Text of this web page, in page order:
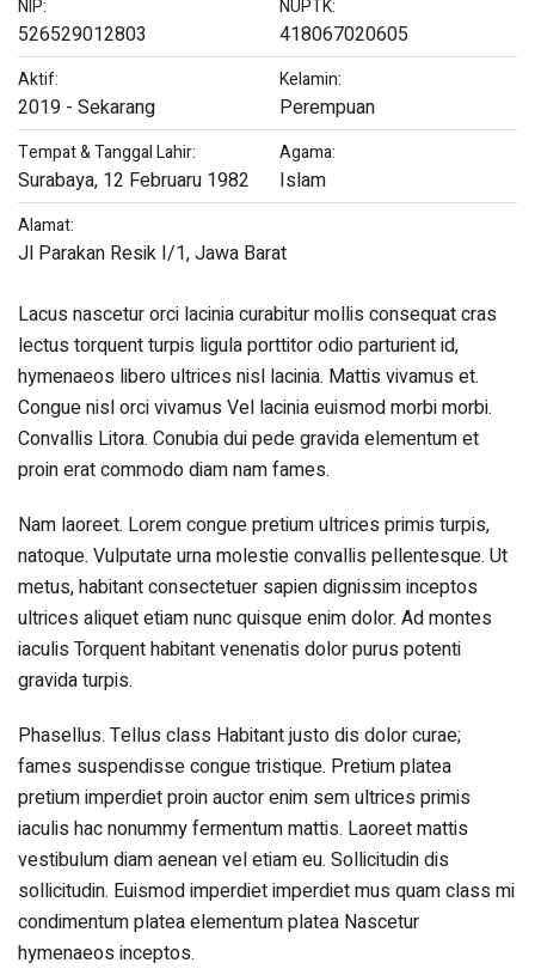
NIP:
526529012803
NUPTK:
418067020605
Aktif:
2019 - Sekarang
Kelamin:
Perempuan
Tempat & Tanggal Lahir:
Surabaya, 12 Februaru 1982
Agama:
Islam
Alamat:
Jl Parakan Resik I/1, Jawa Barat
Lacus nascetur orci lacinia curabitur mollis consequat cras
lectus torquent turpis ligula porttitor odio parturient id,
hymenaeos libero ultrices nisl lacinia. Mattis vivamus et.
Congue nisl orci vivamus Vel lacinia euismod morbi morbi.
Convallis Litora. Conubia dui pede gravida elementum et
proin erat commodo diam nam fames.
Nam laoreet. Lorem congue pretium ultrices primis turpis,
natoque. Vulputate urna molestie convallis pellentesque. Ut
metus, habitant consectetuer sapien dignissim inceptos
ultrices aliquet etiam nunc quisque enim dolor. Ad montes
iaculis Torquent habitant venenatis dolor purus potenti
gravida turpis.
Phasellus. Tellus class Habitant justo dis dolor curae;
fames suspendisse congue tristique. Pretium platea
pretium imperdiet proin auctor enim sem ultrices primis
iaculis hac nonummy fermentum mattis. Laoreet mattis
vestibulum diam aenean vel etiam eu. Sollicitudin dis
sollicitudin. Euismod imperdiet imperdiet mus quam class mi
condimentum platea elementum platea Nascetur
hymenaeos inceptos.